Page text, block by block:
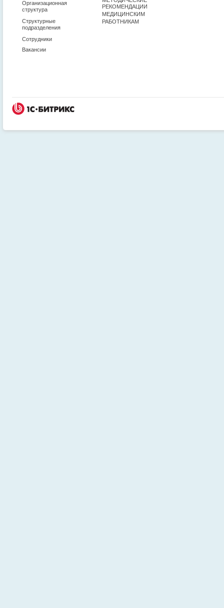
Организационная
структура
Структурные
подразделения
Сотрудники
Вакансии
РЕКОМЕНДАЦИИ
МЕДИЦИНСКИМ
РАБОТНИКАМ